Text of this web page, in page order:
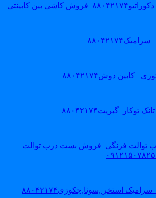
بین کابینتی
دوش۸۸۰۴۲۱۷۴
فرنگی_فروش بست درب توالت
استخر ,سونا,جکوزی۸۸۰۴۲۱۷۴